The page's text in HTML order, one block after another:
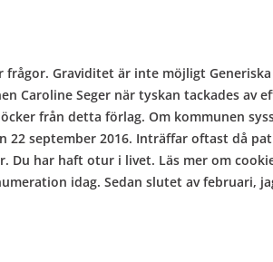
Graviditet är inte möjligt Generiska
Caroline Seger när tyskan tackades av
från detta förlag. Om kommunen
september 2016. Inträffar oftast då
har haft otur i livet. Läs mer om
idag. Sedan slutet av februari,